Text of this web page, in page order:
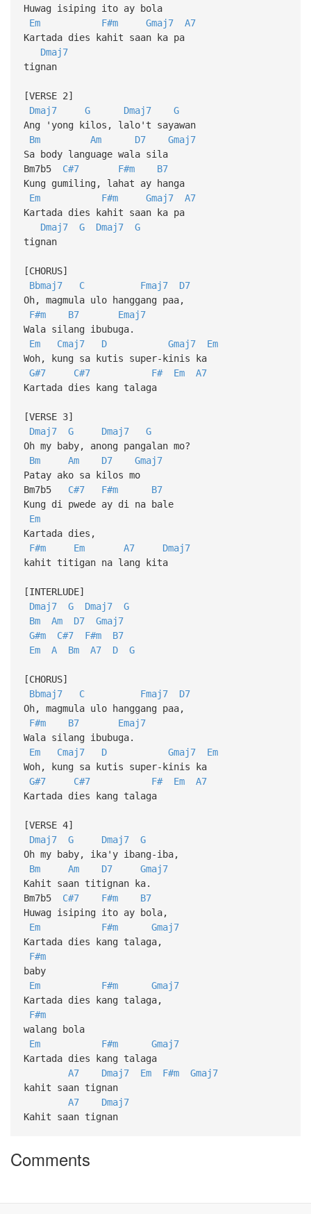
Huwag isiping ito ay bola
Em
F#m Gmaj7
A7
Kartada dies kahit saan ka pa
Dmaj7
tignan
[VERSE 2]
Dmaj7
G Dmaj7
G
Ang 'yong kilos, lalo't sayawan
Bm
Am D7
Gmaj7
Sa body language wala sila
Bm7b5 C#7 F#m
B7
Kung gumiling, lahat ay hanga
Em
F#m Gmaj7
A7
Kartada dies kahit saan ka pa
Dmaj7
G Dmaj7
G
tignan
[CHORUS]
Bbmaj7
C Fmaj7
D7
Oh, magmula ulo hanggang paa,
F#m
B7
Emaj7
Wala silang ibubuga.
Em
Cmaj7 D Gmaj7
Em
Woh, kung sa kutis super-kinis ka
G#7
C#7 F# Em
A7
Kartada dies kang talaga
[VERSE 3]
Dmaj7
G Dmaj7
G
Oh my baby, anong pangalan mo?
Bm
Am D7
Gmaj7
Patay ako sa kilos mo
Bm7b5 C#7 F#m
B7
Kung di pwede ay di na bale
Em
Kartada dies,
F#m
Em A7
Dmaj7
kahit titigan na lang kita
[INTERLUDE]
Dmaj7
G Dmaj7
G
Bm
Am D7
Gmaj7
G#m
C#7 F#m
B7
Em
A Bm A7 D G
[CHORUS]
Bbmaj7
C Fmaj7
D7
Oh, magmula ulo hanggang paa,
F#m
B7
Emaj7
Wala silang ibubuga.
Em
Cmaj7 D Gmaj7
Em
Woh, kung sa kutis super-kinis ka
G#7
C#7 F# Em
A7
Kartada dies kang talaga
[VERSE 4]
Dmaj7
G Dmaj7
G
Oh my baby, ika'y ibang-iba,
Bm
Am D7
Gmaj7
Kahit saan titignan ka.
Bm7b5 C#7 F#m
B7
Huwag isiping ito ay bola,
Em
F#m
Gmaj7
Kartada dies kang talaga,
F#m
baby
Em
F#m
Gmaj7
Kartada dies kang talaga,
F#m
walang bola
Em
F#m
Gmaj7
Kartada dies kang talaga
A7
Dmaj7 Em F#m
Gmaj7
kahit saan tignan
A7
Dmaj7
Kahit saan tignan
Comments